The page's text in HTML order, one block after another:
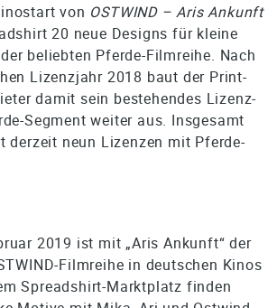
von OSTWIND – Aris Ankunft
20 neue Designs für kleine
beliebten Pferde-Filmreihe. Nach
Lizenzjahr 2018 baut der Print-
damit sein bestehendes Lizenz-
Segment weiter aus. Insgesamt
derzeit neun Lizenzen mit Pferde-
2019 ist mit „Aris Ankunft“ der
Filmreihe in deutschen Kinos
Spreadshirt-Marktplatz finden